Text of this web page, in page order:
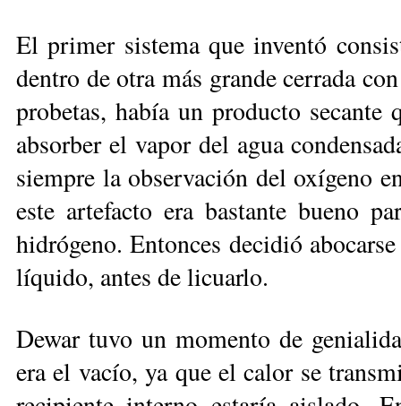
El primer sistema que inventó
dentro de otra más grande cerrada
probetas, había un producto
absorber el vapor del agua
siempre la observación del oxígeno
este artefacto era bastante bueno
hidrógeno. Entonces decidió
líquido, antes de licuarlo.
Dewar tuvo un momento de
era el vacío, ya que el calor se